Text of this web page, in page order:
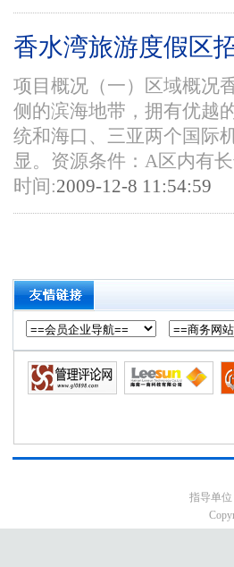
香水湾旅游度假区
项目概况（一）区域概况
侧的滨海地带，拥有优越
统和海口、三亚两个国际
显。资源条件：A区内有
时间:2009-12-8 11:54:59
指导单